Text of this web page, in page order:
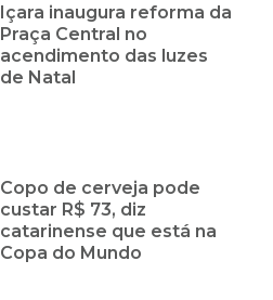
Içara inaugura reforma da
Praça Central no
acendimento das luzes
de Natal
Copo de cerveja pode
custar R$ 73, diz
catarinense que está na
Copa do Mundo